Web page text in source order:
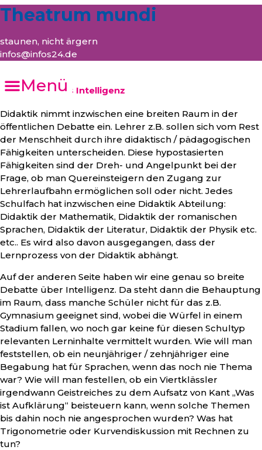
Theatrum mundi
staunen, nicht ärgern
infos@infos24.de
Menü
Didaktik versus Intelligenz
Didaktik nimmt inzwischen eine breiten Raum in der
öffentlichen Debatte ein. Lehrer z.B. sollen sich vom Rest
der Menschheit durch ihre didaktisch / pädagogischen
Fähigkeiten unterscheiden. Diese hypostasierten
Fähigkeiten sind der Dreh- und Angelpunkt bei der
Frage, ob man Quereinsteigern den Zugang zur
Lehrerlaufbahn ermöglichen soll oder nicht. Jedes
Schulfach hat inzwischen eine Didaktik Abteilung:
Didaktik der Mathematik, Didaktik der romanischen
Sprachen, Didaktik der Literatur, Didaktik der Physik etc.
etc.. Es wird also davon ausgegangen, dass der
Lernprozess von der Didaktik abhängt.
Auf der anderen Seite haben wir eine genau so breite
Debatte über Intelligenz. Da steht dann die Behauptung
im Raum, dass manche Schüler nicht für das z.B.
Gymnasium geeignet sind, wobei die Würfel in einem
Stadium fallen, wo noch gar keine für diesen Schultyp
relevanten Lerninhalte vermittelt wurden. Wie will man
feststellen, ob ein neunjähriger / zehnjähriger eine
Begabung hat für Sprachen, wenn das noch nie Thema
war? Wie will man festellen, ob ein Viertklässler
irgendwann Geistreiches zu dem Aufsatz von Kant „Was
ist Aufklärung“ beisteuern kann, wenn solche Themen
bis dahin noch nie angesprochen wurden? Was hat
Trigonometrie oder Kurvendiskussion mit Rechnen zu
tun?